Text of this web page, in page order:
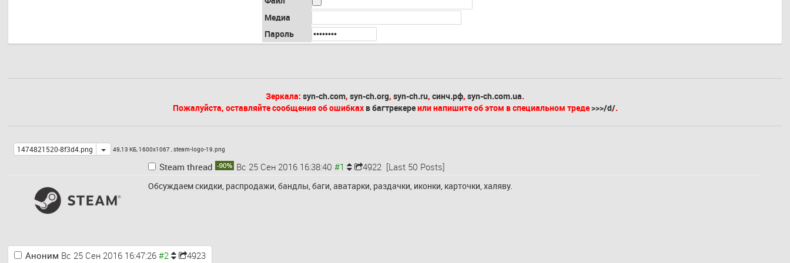
Медиа
Пароль
Зеркала: syn-ch.com, syn-ch.org, syn-ch.ru, синч.рф, syn-ch.com.ua.
Пожалуйста, оставляйте сообщения об ошибках в багтрекереили напишите об этом в специальном треде>>>/d/.
1474821520-8f3d4.png Toggle
49,13 КБ, 1600x1067 ,steam-logo-19.png
Steam thread Вс 25 Сен 2016 16:38:40 4922 [Last 50 Posts]
Обсуждаем скидки, распродажи, бандлы, баги, аватарки, раздачки, иконки, карточки, халяву.
Аноним Вс 25 Сен 2016 16:47:26 4923